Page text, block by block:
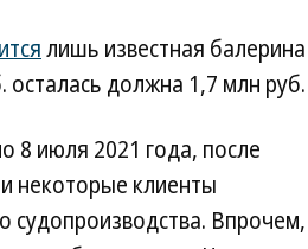
лишь известная балерина
осталась должна 1,7 млн руб.
8 июля 2021 года, после
некоторые клиенты
судопроизводства. Впрочем,